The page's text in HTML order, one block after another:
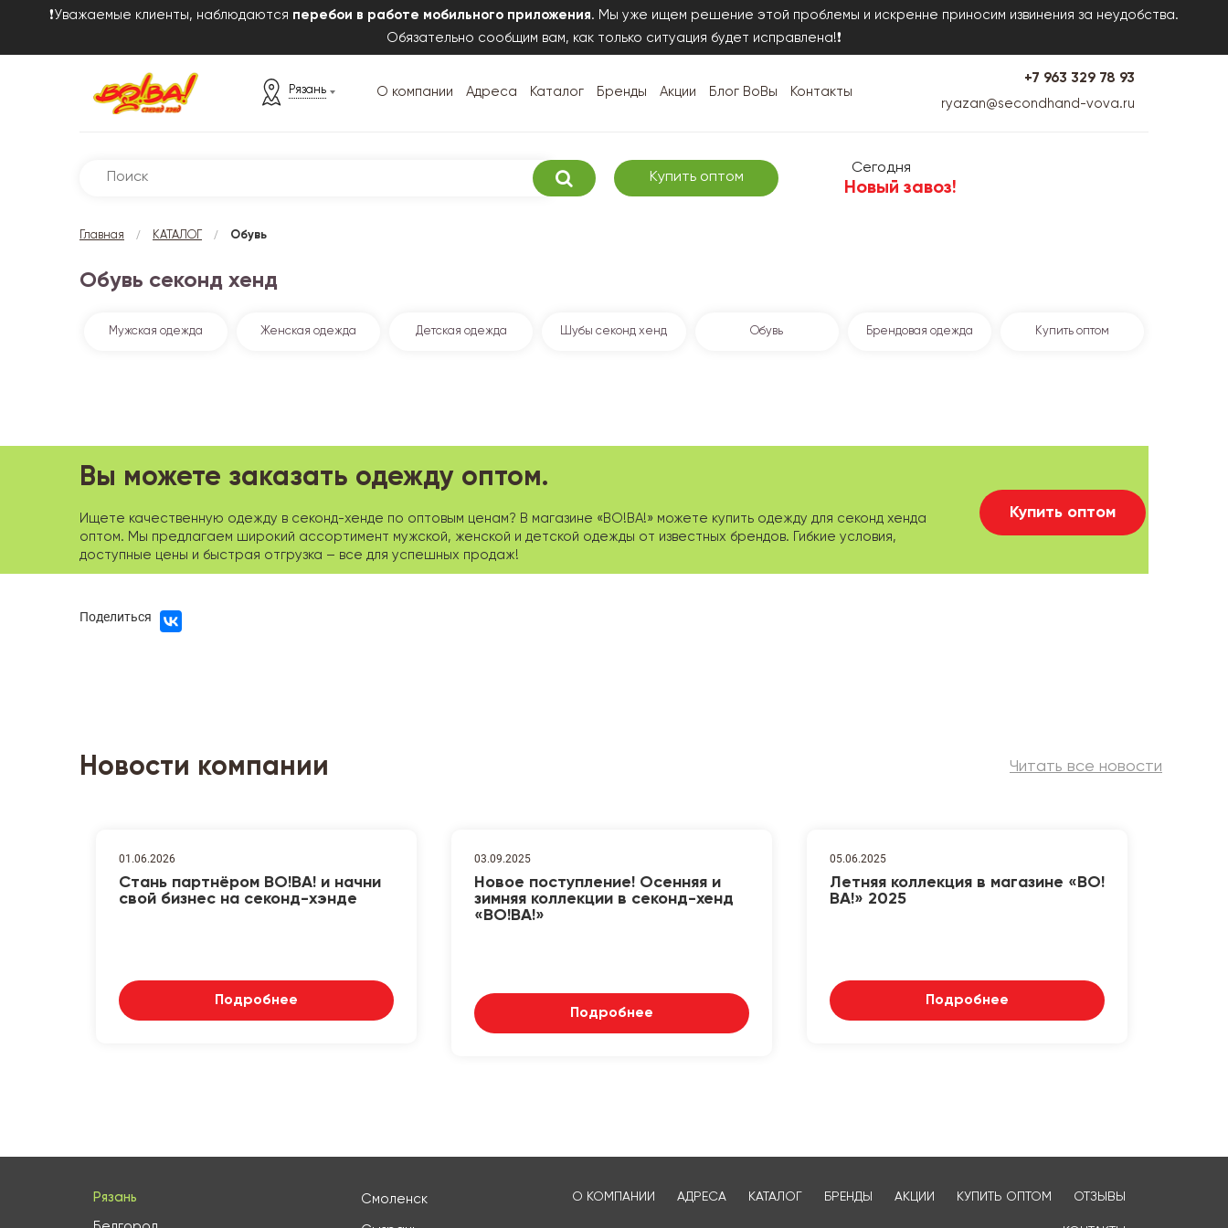
❗Уважаемые клиенты, наблюдаются перебои в работе мобильного приложения. Мы уже ищем решение этой проблемы и искренне приносим извинения за неудобства.
Обязательно сообщим вам, как только ситуация будет исправлена!❗
Рязань О компании Адреса Каталог Бренды Акции Блог ВоВы Контакты
+7 963 329 78 93
ryazan@secondhand-vova.ru
Купить оптом
Сегодня
Новый завоз!
Главная / КАТАЛОГ / Обувь
Обувь секонд хенд
Мужская одежда Женская одежда Детская одежда Шубы секонд хенд Обувь Брендовая одежда Купить оптом
Вы можете заказать одежду оптом.
Ищете качественную одежду в секонд-хенде по оптовым ценам? В магазине «ВО!ВА!» можете купить одежду для секонд хенда
оптом. Мы предлагаем широкий ассортимент мужской, женской и детской одежды от известных брендов. Гибкие условия,
доступные цены и быстрая отгрузка – все для успешных продаж!
Купить оптом
Поделиться
Новости компании Читать все новости
01.06.2026
Стань партнёром ВО!ВА! и начни
свой бизнес на секонд-хэнде
Подробнее
03.09.2025
Новое поступление! Осенняя и
зимняя коллекции в секонд-хенд
«ВО!ВА!»
Подробнее
05.06.2025
Летняя коллекция в магазине «ВО!
ВА!» 2025
Подробнее
Рязань Смоленск О КОМПАНИИ АДРЕСА КАТАЛОГ БРЕНДЫ АКЦИИ КУПИТЬ ОПТОМ ОТЗЫВЫ